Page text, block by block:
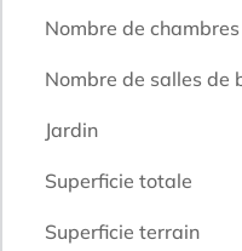
Nombre de chambres
Nombre de salles de
Jardin
Superficie totale
Superficie terrain